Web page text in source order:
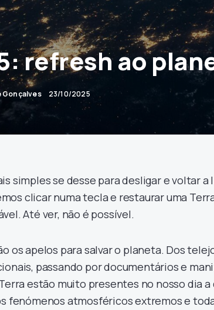
refresh ao
Gonçalves 23/10/2025
simples se desse para desligar e voltar a
clicar numa tecla e restaurar uma
Até ver, não é possível.
os apelos para salvar o planeta. Dos
passando por documentários e
estão muito presentes no nosso dia
fenómenos atmosféricos extremos e